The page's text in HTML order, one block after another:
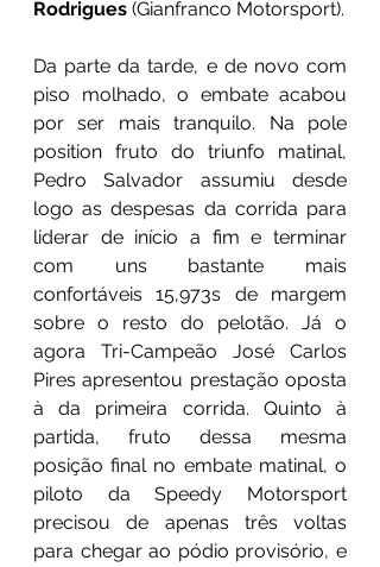
Rodrigues (Gianfranco Motorsport).
Da parte da tarde, e de novo com
piso molhado, o embate acabou
por ser mais tranquilo. Na pole
position fruto do triunfo matinal,
Pedro Salvador assumiu desde
logo as despesas da corrida para
liderar de início a fim e terminar
com uns bastante mais
confortáveis 15,973s de margem
sobre o resto do pelotão. Já o
agora Tri-Campeão José Carlos
Pires apresentou prestação oposta
à da primeira corrida. Quinto à
partida, fruto dessa mesma
posição final no embate matinal, o
piloto da Speedy Motorsport
precisou de apenas três voltas
para chegar ao pódio provisório, e